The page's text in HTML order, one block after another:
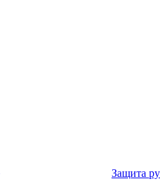
Защита